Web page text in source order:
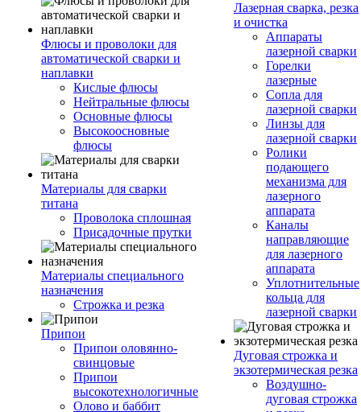
Флюсы и проволоки для
автоматической сварки и
наплавки
Кислые флюсы
Нейтральные флюсы
Основные флюсы
Высокоосновные
флюсы
Материалы для сварки
титана
Проволока сплошная
Присадочные прутки
Материалы специального
назначения
Строжка и резка
Припои
Припои оловянно-
свинцовые
Припои
высокотехнологичные
Олово и баббит
Лазерная сварка, резка
и очистка
Аппараты
лазерной сварки
Горелки
лазерные
Сопла для
лазерной сварки
Линзы для
лазерной сварки
Ролики
подающего
механизма для
лазерного
аппарата
Каналы
направляющие
для лазерного
аппарата
Уплотнительные
кольца для
лазерной сварки
Дуговая строжка и
экзотермическая резка
Воздушно-
дуговая строжка